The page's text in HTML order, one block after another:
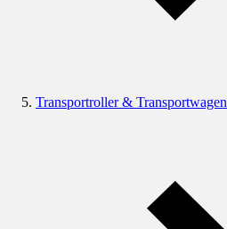
Transportroller & Transportwagen